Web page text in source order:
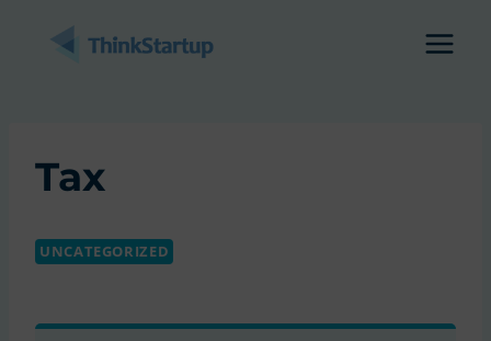
Tax
UNCATEGORIZED